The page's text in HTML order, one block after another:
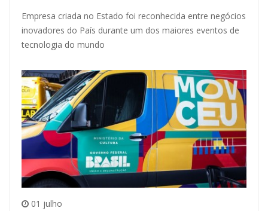
Empresa criada no Estado foi reconhecida entre negócios
inovadores do País durante um dos maiores eventos de
tecnologia do mundo
01 julho